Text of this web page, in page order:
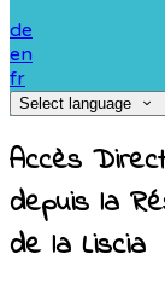
de
en
fr
Select language
Accès
depuis la
de la Liscia